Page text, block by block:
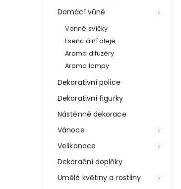
Domácí vůně
Vonné svíčky
Esenciální oleje
Aroma difuzéry
Aroma lampy
Dekorativní police
Dekorativní figurky
Nástěnné dekorace
Vánoce
Velikonoce
Dekorační doplňky
Umělé květiny a rostliny